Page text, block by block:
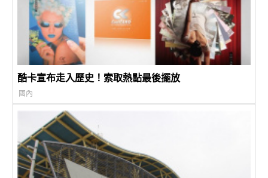
酷卡宣布走入歷史！索取熱點最後擺放
國內